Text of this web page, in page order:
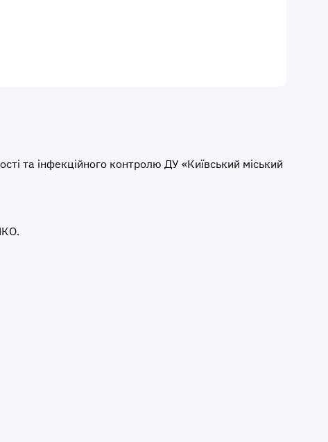
та інфекційного контролю ДУ «Київський міський